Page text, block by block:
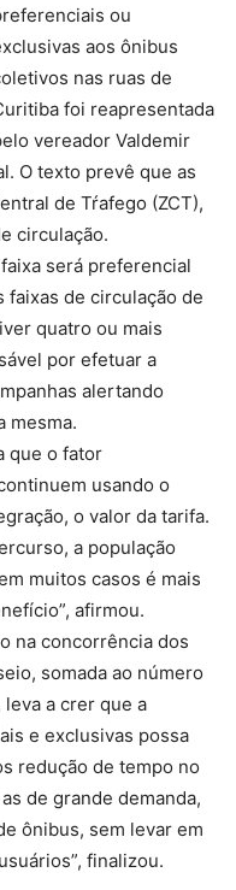
ou
aos ônibus
nas ruas de
foi reapresentada
vereador Valdemir
O texto prevê que as
de Tŕafego (ZCT),
circulação.
será preferencial
faixas de circulação de
quatro ou mais
por efetuar a
alertando
mesma.
que o fator
usando o
o valor da tarifa.
a população
muitos casos é mais
afirmou.
na concorrência dos
somada ao número
a crer que a
e exclusivas possa
redução de tempo no
de grande demanda,
ônibus, sem levar em
finalizou.